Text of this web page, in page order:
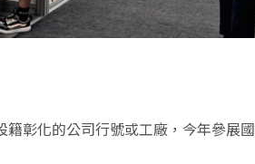
彰化的公司行號或工廠，今年參展